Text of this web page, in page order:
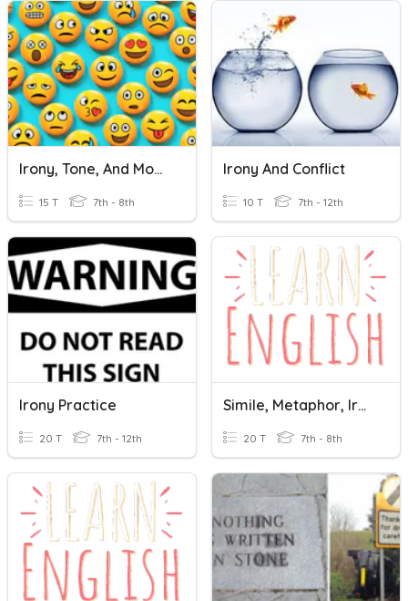
Irony, Tone, And Mood
15 T 7th - 8th
Irony And Conflict
10 T 7th - 12th
Irony Practice
20 T 7th - 12th
Simile, Metaphor, Irony, Oxymoron
20 T 7th - 8th